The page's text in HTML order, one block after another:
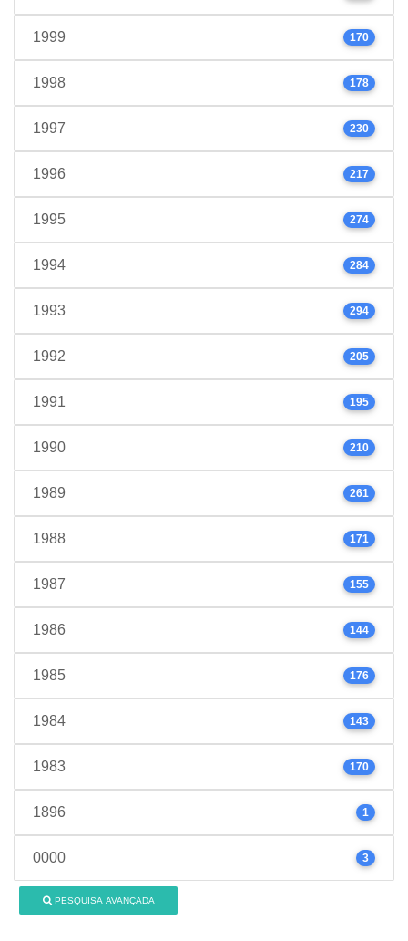
1999 170
1998 178
1997 230
1996 217
1995 274
1994 284
1993 294
1992 205
1991 195
1990 210
1989 261
1988 171
1987 155
1986 144
1985 176
1984 143
1983 170
1896 1
0000 3
PESQUISA AVANÇADA